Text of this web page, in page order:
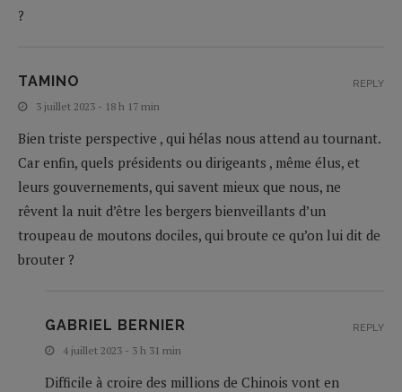
?
TAMINO
3 juillet 2023 - 18 h 17 min
Bien triste perspective , qui hélas nous attend au tournant.
Car enfin, quels présidents ou dirigeants , même élus, et
leurs gouvernements, qui savent mieux que nous, ne
rêvent la nuit d’être les bergers bienveillants d’un
troupeau de moutons dociles, qui broute ce qu’on lui dit de
brouter ?
REPLY
GABRIEL BERNIER
4 juillet 2023 - 3 h 31 min
Difficile à croire des millions de Chinois vont en
REPLY